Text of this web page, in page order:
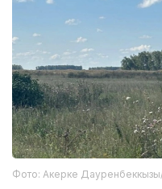
Фото: Акерке